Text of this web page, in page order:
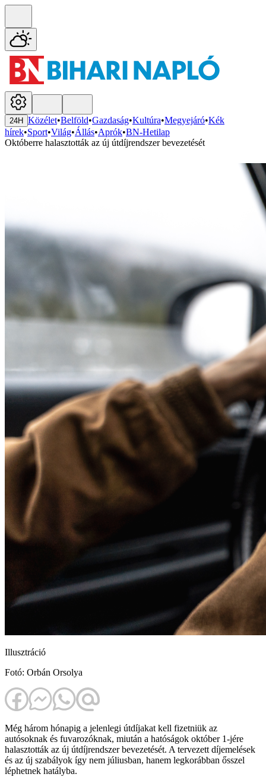
24H Közélet•Belföld•Gazdaság•Kultúra•Megyejáró•Kék
hírek•Sport•Világ•Állás•Aprók•BN-Hetilap
Októberre halasztották az új útdíjrendszer bevezetését
Illusztráció
Fotó: Orbán Orsolya
Még három hónapig a jelenlegi útdíjakat kell fizetniük az
autósoknak és fuvarozóknak, miután a hatóságok október 1-jére
halasztották az új útdíjrendszer bevezetését. A tervezett díjemelések
és az új szabályok így nem júliusban, hanem legkorábban ősszel
léphetnek hatályba.